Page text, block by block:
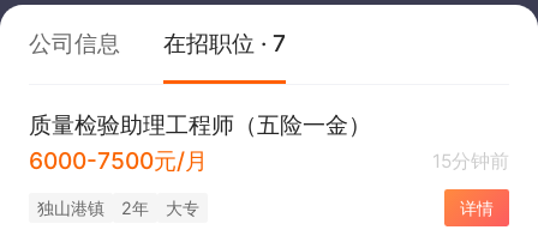
公司信息 在招职位 · 7
质量检验助理工程师（五险一金）
6000-7500元/月
15分钟前
独山港镇 2年 大专 详情